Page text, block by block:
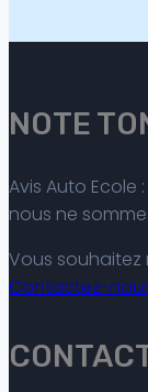
NOTE
Avis Auto Ecole
nous ne
Vous
Contactez-